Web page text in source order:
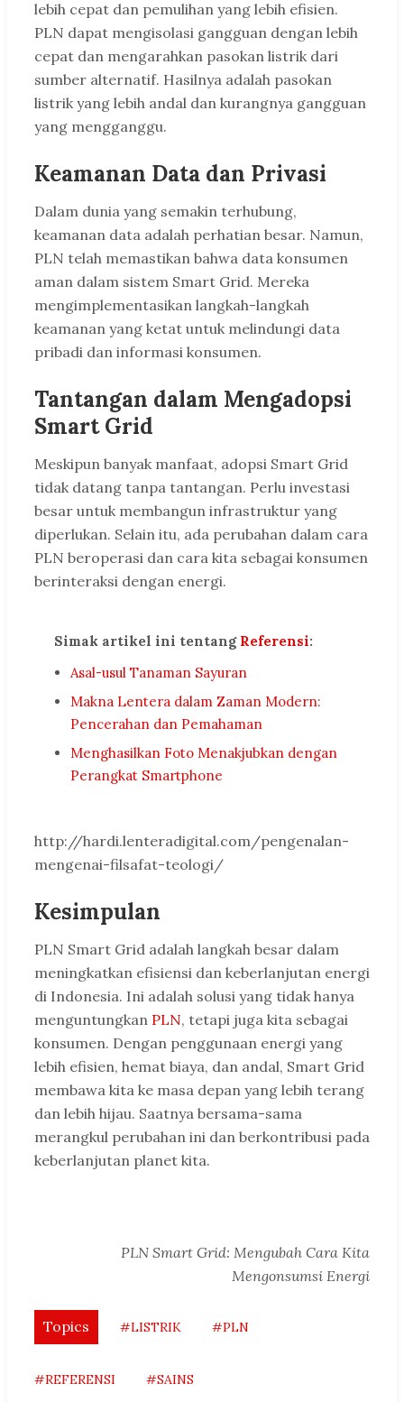
lebih cepat dan pemulihan yang lebih efisien.
PLN dapat mengisolasi gangguan dengan lebih
cepat dan mengarahkan pasokan listrik dari
sumber alternatif. Hasilnya adalah pasokan
listrik yang lebih andal dan kurangnya gangguan
yang mengganggu.
Keamanan Data dan Privasi
Dalam dunia yang semakin terhubung,
keamanan data adalah perhatian besar. Namun,
PLN telah memastikan bahwa data konsumen
aman dalam sistem Smart Grid. Mereka
mengimplementasikan langkah-langkah
keamanan yang ketat untuk melindungi data
pribadi dan informasi konsumen.
Tantangan dalam Mengadopsi
Smart Grid
Meskipun banyak manfaat, adopsi Smart Grid
tidak datang tanpa tantangan. Perlu investasi
besar untuk membangun infrastruktur yang
diperlukan. Selain itu, ada perubahan dalam cara
PLN beroperasi dan cara kita sebagai konsumen
berinteraksi dengan energi.
Simak artikel ini tentang Referensi:
Asal-usul Tanaman Sayuran
Makna Lentera dalam Zaman Modern:
Pencerahan dan Pemahaman
Menghasilkan Foto Menakjubkan dengan
Perangkat Smartphone
http://hardi.lenteradigital.com/pengenalan-
mengenai-filsafat-teologi/
Kesimpulan
PLN Smart Grid adalah langkah besar dalam
meningkatkan efisiensi dan keberlanjutan energi
di Indonesia. Ini adalah solusi yang tidak hanya
menguntungkan PLN, tetapi juga kita sebagai
konsumen. Dengan penggunaan energi yang
lebih efisien, hemat biaya, dan andal, Smart Grid
membawa kita ke masa depan yang lebih terang
dan lebih hijau. Saatnya bersama-sama
merangkul perubahan ini dan berkontribusi pada
keberlanjutan planet kita.
PLN Smart Grid: Mengubah Cara Kita
Mengonsumsi Energi
Topics #LISTRIK #PLN
#REFERENSI #SAINS